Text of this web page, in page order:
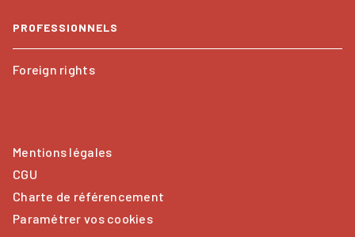
PROFESSIONNELS
Foreign rights
Mentions légales
CGU
Charte de référencement
Paramétrer vos cookies